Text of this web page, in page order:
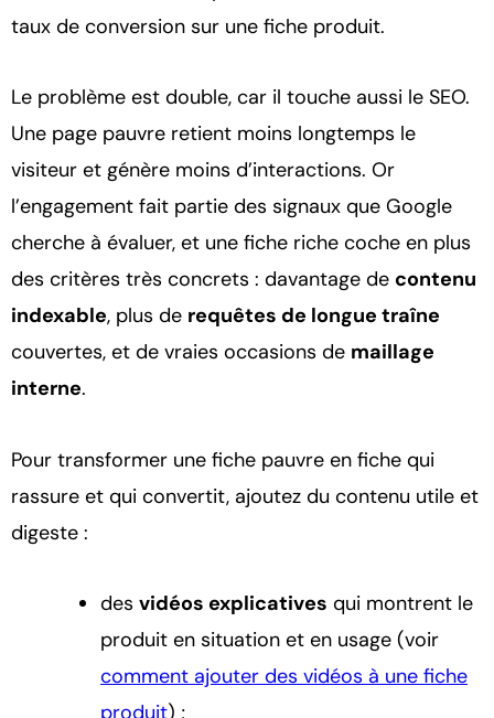
taux de conversion sur une fiche produit.
Le problème est double, car il touche aussi le SEO.
Une page pauvre retient moins longtemps le
visiteur et génère moins d’interactions. Or
l’engagement fait partie des signaux que Google
cherche à évaluer, et une fiche riche coche en plus
des critères très concrets : davantage de contenu
indexable, plus de requêtes de longue traîne
couvertes, et de vraies occasions de maillage
interne.
Pour transformer une fiche pauvre en fiche qui
rassure et qui convertit, ajoutez du contenu utile et
digeste :
des vidéos explicatives qui montrent le
produit en situation et en usage (voir
comment ajouter des vidéos à une fiche
produit) ;